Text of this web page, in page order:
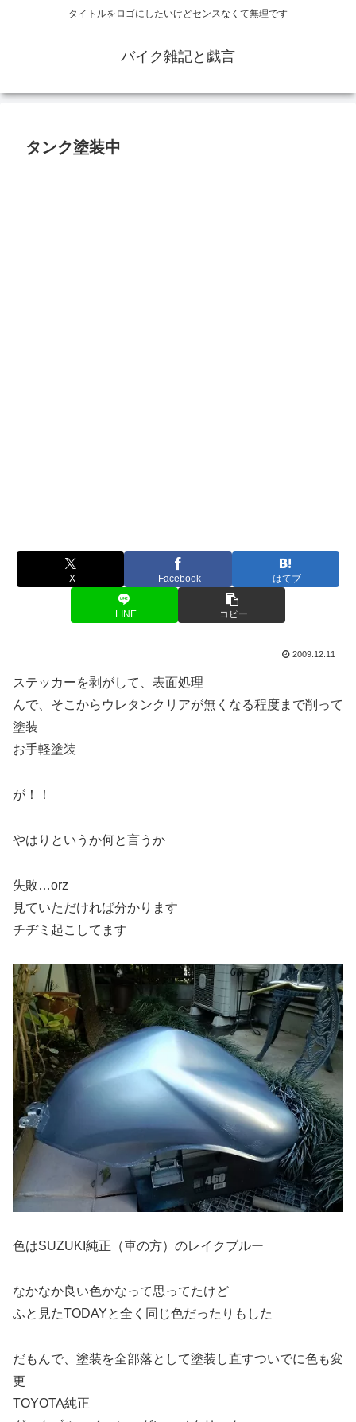
タイトルをロゴにしたいけどセンスなくて無理です
バイク雑記と戯言
タンク塗装中
X Facebook はてブ
LINE コピー
2009.12.11
ステッカーを剥がして、表面処理
んで、そこからウレタンクリアが無くなる程度まで削って
塗装
お手軽塗装
が！！
やはりというか何と言うか
失敗…orz
見ていただければ分かります
チヂミ起こしてます
色はSUZUKI純正（車の方）のレイクブルー
なかなか良い色かなって思ってたけど
ふと見たTODAYと全く同じ色だったりもした
だもんで、塗装を全部落として塗装し直すついでに色も変
更
TOYOTA純正